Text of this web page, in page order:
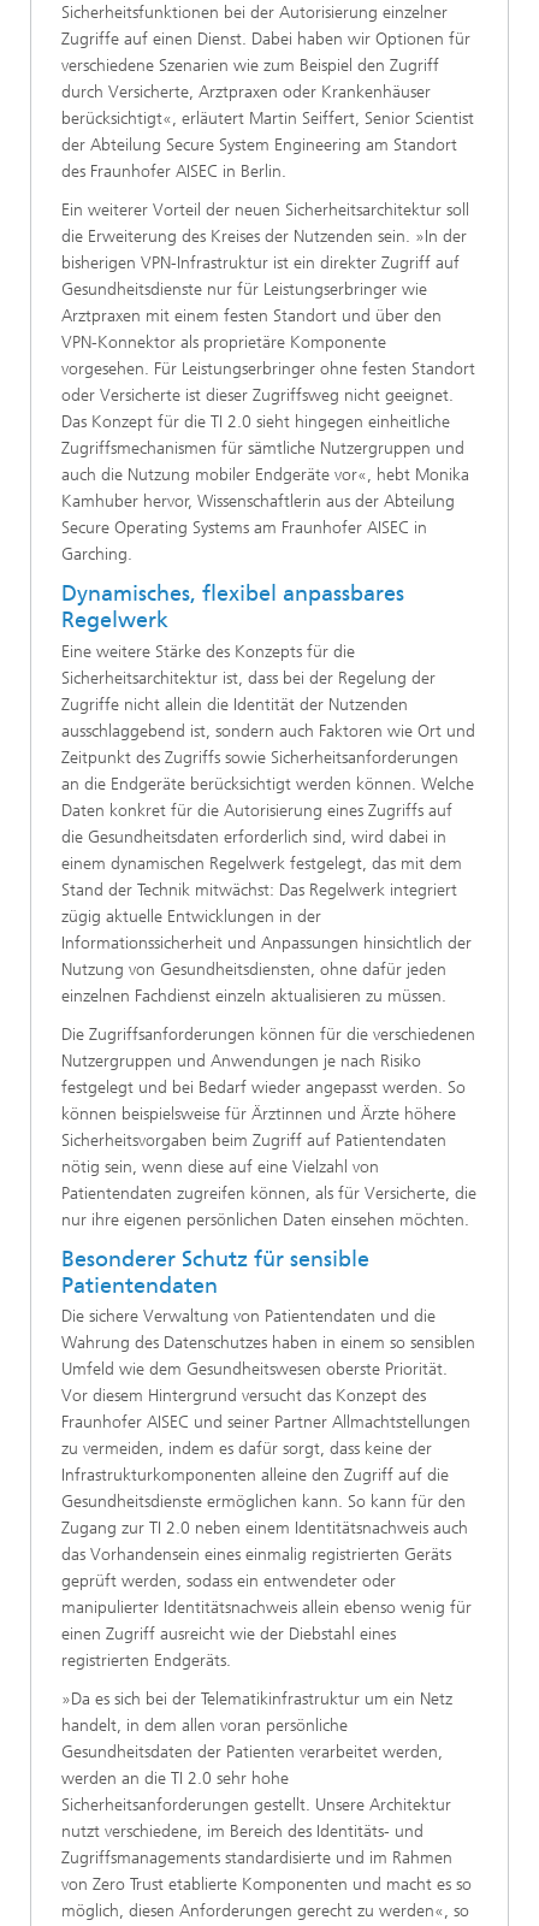
Sicherheitsfunktionen bei der Autorisierung einzelner
Zugriffe auf einen Dienst. Dabei haben wir Optionen für
verschiedene Szenarien wie zum Beispiel den Zugriff
durch Versicherte, Arztpraxen oder Krankenhäuser
berücksichtigt«, erläutert Martin Seiffert, Senior Scientist
der Abteilung Secure System Engineering am Standort
des Fraunhofer AISEC in Berlin.
Ein weiterer Vorteil der neuen Sicherheitsarchitektur soll
die Erweiterung des Kreises der Nutzenden sein. »In der
bisherigen VPN-Infrastruktur ist ein direkter Zugriff auf
Gesundheitsdienste nur für Leistungserbringer wie
Arztpraxen mit einem festen Standort und über den
VPN-Konnektor als proprietäre Komponente
vorgesehen. Für Leistungserbringer ohne festen Standort
oder Versicherte ist dieser Zugriffsweg nicht geeignet.
Das Konzept für die TI 2.0 sieht hingegen einheitliche
Zugriffsmechanismen für sämtliche Nutzergruppen und
auch die Nutzung mobiler Endgeräte vor«, hebt Monika
Kamhuber hervor, Wissenschaftlerin aus der Abteilung
Secure Operating Systems am Fraunhofer AISEC in
Garching.
Dynamisches, flexibel anpassbares
Regelwerk
Eine weitere Stärke des Konzepts für die
Sicherheitsarchitektur ist, dass bei der Regelung der
Zugriffe nicht allein die Identität der Nutzenden
ausschlaggebend ist, sondern auch Faktoren wie Ort und
Zeitpunkt des Zugriffs sowie Sicherheitsanforderungen
an die Endgeräte berücksichtigt werden können. Welche
Daten konkret für die Autorisierung eines Zugriffs auf
die Gesundheitsdaten erforderlich sind, wird dabei in
einem dynamischen Regelwerk festgelegt, das mit dem
Stand der Technik mitwächst: Das Regelwerk integriert
zügig aktuelle Entwicklungen in der
Informationssicherheit und Anpassungen hinsichtlich der
Nutzung von Gesundheitsdiensten, ohne dafür jeden
einzelnen Fachdienst einzeln aktualisieren zu müssen.
Die Zugriffsanforderungen können für die verschiedenen
Nutzergruppen und Anwendungen je nach Risiko
festgelegt und bei Bedarf wieder angepasst werden. So
können beispielsweise für Ärztinnen und Ärzte höhere
Sicherheitsvorgaben beim Zugriff auf Patientendaten
nötig sein, wenn diese auf eine Vielzahl von
Patientendaten zugreifen können, als für Versicherte, die
nur ihre eigenen persönlichen Daten einsehen möchten.
Besonderer Schutz für sensible
Patientendaten
Die sichere Verwaltung von Patientendaten und die
Wahrung des Datenschutzes haben in einem so sensiblen
Umfeld wie dem Gesundheitswesen oberste Priorität.
Vor diesem Hintergrund versucht das Konzept des
Fraunhofer AISEC und seiner Partner Allmachtstellungen
zu vermeiden, indem es dafür sorgt, dass keine der
Infrastrukturkomponenten alleine den Zugriff auf die
Gesundheitsdienste ermöglichen kann. So kann für den
Zugang zur TI 2.0 neben einem Identitätsnachweis auch
das Vorhandensein eines einmalig registrierten Geräts
geprüft werden, sodass ein entwendeter oder
manipulierter Identitätsnachweis allein ebenso wenig für
einen Zugriff ausreicht wie der Diebstahl eines
registrierten Endgeräts.
»Da es sich bei der Telematikinfrastruktur um ein Netz
handelt, in dem allen voran persönliche
Gesundheitsdaten der Patienten verarbeitet werden,
werden an die TI 2.0 sehr hohe
Sicherheitsanforderungen gestellt. Unsere Architektur
nutzt verschiedene, im Bereich des Identitäts- und
Zugriffsmanagements standardisierte und im Rahmen
von Zero Trust etablierte Komponenten und macht es so
möglich, diesen Anforderungen gerecht zu werden«, so